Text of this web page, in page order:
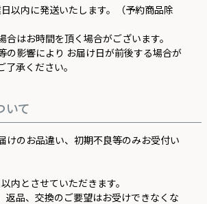
以内に発送いたします。（予約商品除
合はお時間を頂く場合がございます。
の影響により お届け日が前後する場合が
了承ください。
いて
けのお品違い、初期不良等のみお受付い
内とさせていただきます。
返品、交換のご要望はお受けできなくな